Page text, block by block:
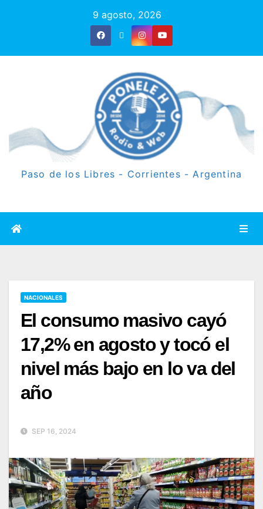
9 agosto, 2026
Paso de los Libres - Corrientes - Argentina
NACIONALES
El consumo masivo cayó
17,2% en agosto y tocó el
nivel más bajo en lo va del
año
SEP 16, 2024